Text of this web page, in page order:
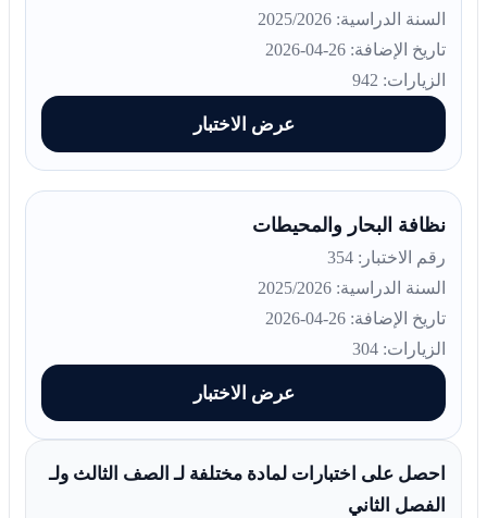
السنة الدراسية: 2025/2026
تاريخ الإضافة: 26-04-2026
الزيارات: 942
عرض الاختبار
نظافة البحار والمحيطات
رقم الاختبار: 354
السنة الدراسية: 2025/2026
تاريخ الإضافة: 26-04-2026
الزيارات: 304
عرض الاختبار
احصل على اختبارات لمادة مختلفة لـ الصف الثالث ولـ
الفصل الثاني